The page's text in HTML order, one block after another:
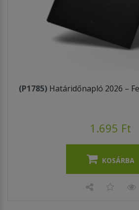
(P1785) Határidőnapló 2026 –
1.695 Ft
KOSÁRBA